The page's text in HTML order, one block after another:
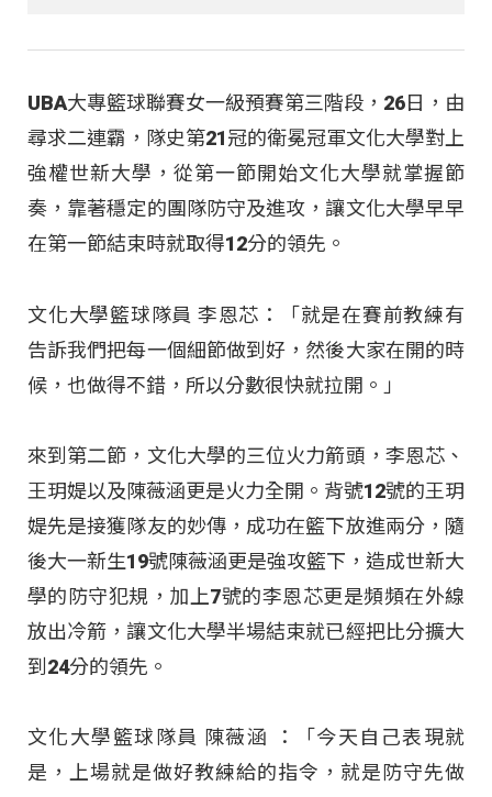
UBA大專籃球聯賽女一級預賽第三階段，26日，由
尋求二連霸，隊史第21冠的衛冕冠軍文化大學對上
強權世新大學，從第一節開始文化大學就掌握節
奏，靠著穩定的團隊防守及進攻，讓文化大學早早
在第一節結束時就取得12分的領先。
文化大學籃球隊員 李恩芯：「就是在賽前教練有
告訴我們把每一個細節做到好，然後大家在開的時
候，也做得不錯，所以分數很快就拉開。」
來到第二節，文化大學的三位火力箭頭，李恩芯、
王玥媞以及陳薇涵更是火力全開。背號12號的王玥
媞先是接獲隊友的妙傳，成功在籃下放進兩分，隨
後大一新生19號陳薇涵更是強攻籃下，造成世新大
學的防守犯規，加上7號的李恩芯更是頻頻在外線
放出冷箭，讓文化大學半場結束就已經把比分擴大
到24分的領先。
文化大學籃球隊員 陳薇涵 ：「今天自己表現就
是，上場就是做好教練給的指令，就是防守先做